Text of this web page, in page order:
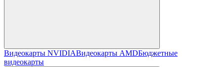
Видеокарты NVIDIAВидеокарты AMDБюджетные
видеокарты